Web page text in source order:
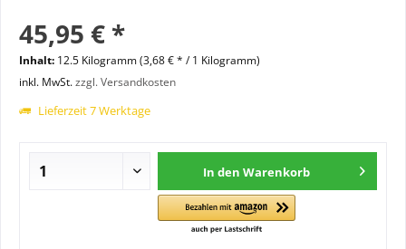
45,95 € *
Inhalt: 12.5 Kilogramm (3,68 € * / 1 Kilogramm)
inkl. MwSt.zzgl. Versandkosten
Lieferzeit 7 Werktage
In den Warenkorb